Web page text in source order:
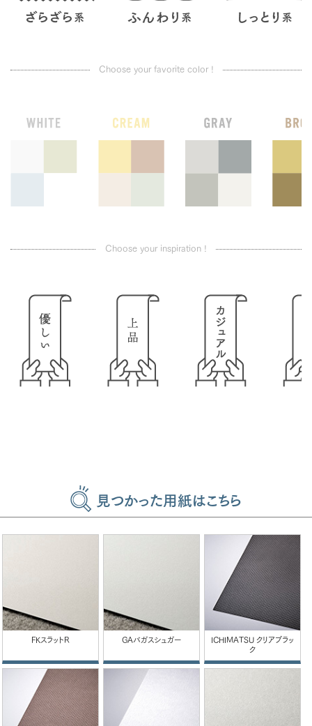
Choose your favorite color !
Choose your inspiration !
見つかった用紙はこちら
FKスラットR GAバガスシュガー
ICHIMATSU クリアブラッ
ク